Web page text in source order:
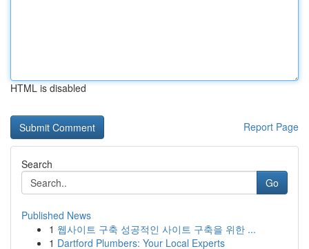
HTML is disabled
Report Page
Search
Go
Published News
1 웹사이트 구축 성공적인 사이트 구축을 위한 ...
1 Dartford Plumbers: Your Local Experts